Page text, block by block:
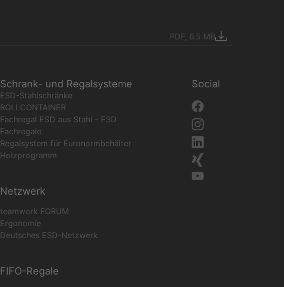
PDF, 6.5 MB
Schrank- und Regalsysteme
ESD-Stahlschränke
ROLLCONTAINER
Fachregal ESD aus Stahl - ESD
Fachregale
Regalsystem für Euronormbehälter
Holzprogramm
Netzwerk
teamwork FORUM
Ergonomie
Deutsches ESD-Netzwerk
FIFO-Regale
Social